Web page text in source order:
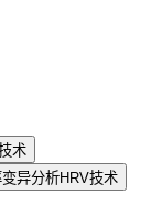
术
异分析HRV技术